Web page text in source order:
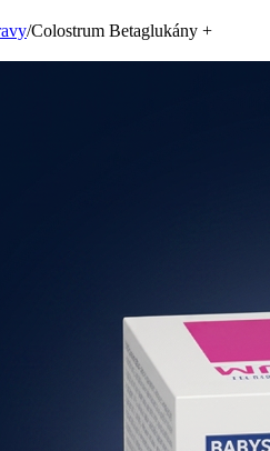
/Colostrum Betaglukány +